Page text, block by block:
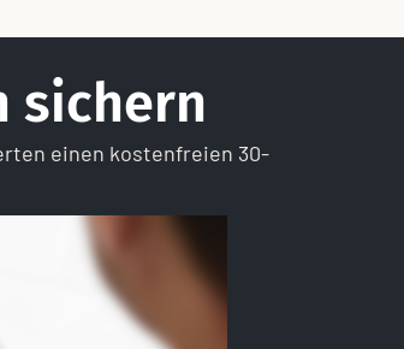
sichern
einen kostenfreien 30-